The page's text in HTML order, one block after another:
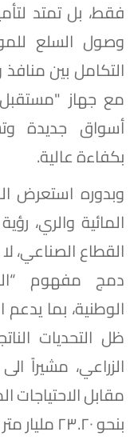
فقط، بل تمتد
وصول السلع
التكامل بين منافذ
مع جهاز "مستقبل
أسواق جديدة
بكفاءة عالية.
وبدوره استعرض
المائية والري،
القطاع الصناعي،
دمج مفهوم
الوطنية، بما يدعم
ظل التحديات
الزراعي، مشيراً
مقابل الاحتياجات
بنحو ٢٣.٢٠ مليار متر مكعب سنويًا.